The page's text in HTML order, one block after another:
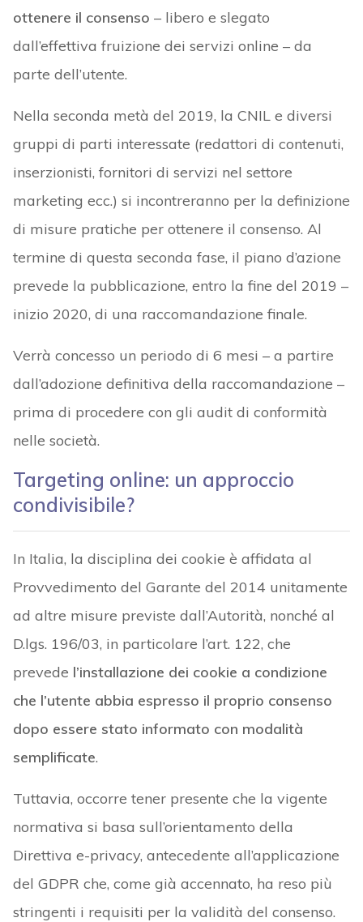
ottenere il consenso – libero e slegato
dall’effettiva fruizione dei servizi online – da
parte dell’utente.
Nella seconda metà del 2019, la CNIL e diversi
gruppi di parti interessate (redattori di contenuti,
inserzionisti, fornitori di servizi nel settore
marketing ecc.) si incontreranno per la definizione
di misure pratiche per ottenere il consenso. Al
termine di questa seconda fase, il piano d’azione
prevede la pubblicazione, entro la fine del 2019 –
inizio 2020, di una raccomandazione finale.
Verrà concesso un periodo di 6 mesi – a partire
dall’adozione definitiva della raccomandazione –
prima di procedere con gli audit di conformità
nelle società.
Targeting online: un approccio
condivisibile?
In Italia, la disciplina dei cookie è affidata al
Provvedimento del Garante del 2014 unitamente
ad altre misure previste dall’Autorità, nonché al
D.lgs. 196/03, in particolare l’art. 122, che
prevede l’installazione dei cookie a condizione
che l’utente abbia espresso il proprio consenso
dopo essere stato informato con modalità
semplificate.
Tuttavia, occorre tener presente che la vigente
normativa si basa sull’orientamento della
Direttiva e-privacy, antecedente all’applicazione
del GDPR che, come già accennato, ha reso più
stringenti i requisiti per la validità del consenso.